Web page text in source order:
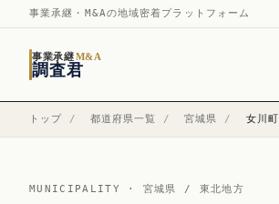
事業承継・M&Aの地域密着プラットフォーム
事業承継M&A
調査君
トップ / 都道府県一覧 / 宮城県 / 女川町
MUNICIPALITY · 宮城県 / 東北地方